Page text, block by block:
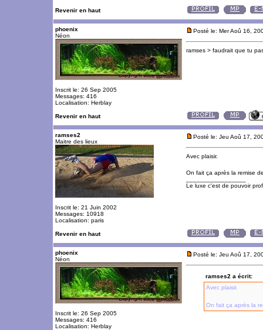
Revenir en haut
phoenix
Néon
Inscrit le: 26 Sep 2005
Messages: 416
Localisation: Herblay
Posté le: Mer Aoû 16,
ramses > faudrait que tu
Revenir en haut
ramses2
Maitre des lieux
Inscrit le: 21 Juin 2002
Messages: 10918
Localisation: paris
Posté le: Jeu Aoû 17,
Avec plaisir.
On fait ça après la remise
Le luxe c'est de pouvoir
Revenir en haut
phoenix
Néon
Inscrit le: 26 Sep 2005
Messages: 416
Localisation: Herblay
Posté le: Jeu Aoû 17,
ramses2 a écrit:
Avec plaisir.
On fait ça après la